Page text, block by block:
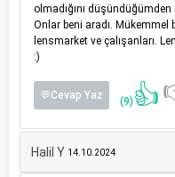
olmadığını
Onlar beni aradı.
lensmarket ve çalışanları.
:)
💬Cevap Yaz (9) 👍
Halil Y 14.10.2024